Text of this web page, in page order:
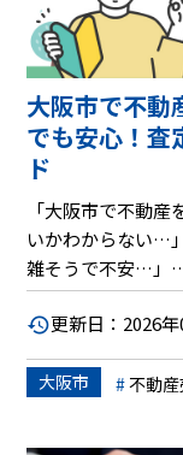
大阪市で不動
でも安心！査
ド
「大阪市で不動
いかわからない…
雑そうで不安…」
そうお悩みではあ
大阪市での不動産
更新日：2026
大阪市 不動